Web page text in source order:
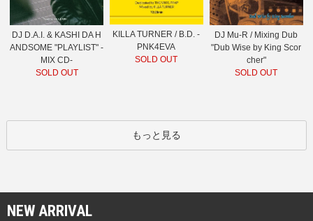
DJ D.A.I. & KASHI DA H
ANDSOME "PLAYLIST" -
MIX CD-
SOLD OUT
KILLA TURNER / B.D. -
PNK4EVA
SOLD OUT
DJ Mu-R / Mixing Dub
"Dub Wise by King Scor
cher"
SOLD OUT
もっと見る
NEW ARRIVAL